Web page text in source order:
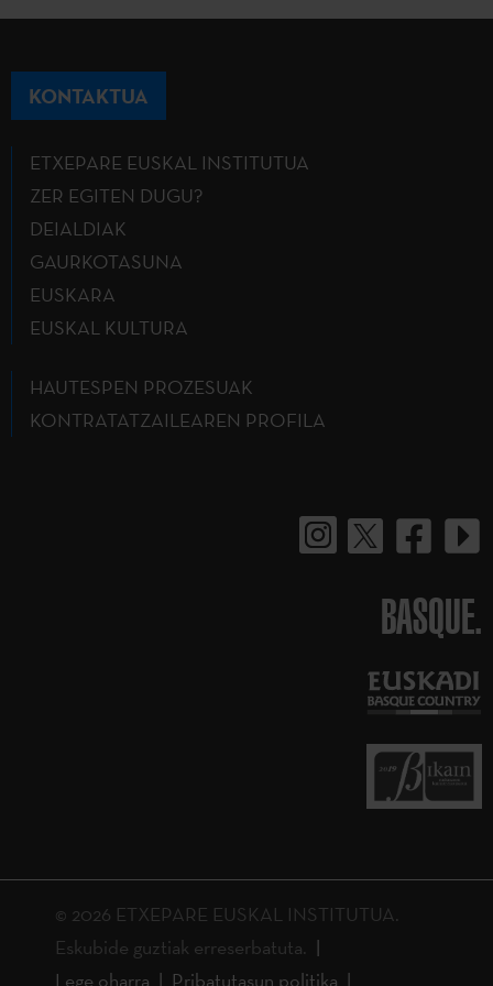
KONTAKTUA
ETXEPARE EUSKAL INSTITUTUA
ZER EGITEN DUGU?
DEIALDIAK
GAURKOTASUNA
EUSKARA
EUSKAL KULTURA
HAUTESPEN PROZESUAK
KONTRATATZAILEAREN PROFILA
BASQUE.
© 2026 ETXEPARE EUSKAL INSTITUTUA.
Eskubide guztiak erreserbatuta.
Lege oharra
Pribatutasun politika